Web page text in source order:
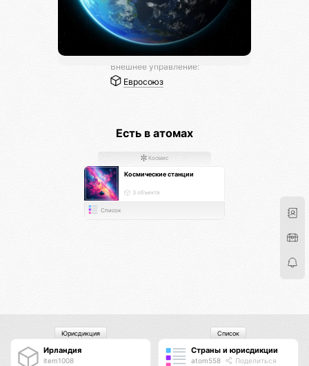
Внешнее управление:
Евросоюз
Есть в атомах
Космис
Космические станции
3 объекта
Список
Ирландия
item1008
Юрисдикция
Страны и юрисдикции
atom558 Поделиться
Список